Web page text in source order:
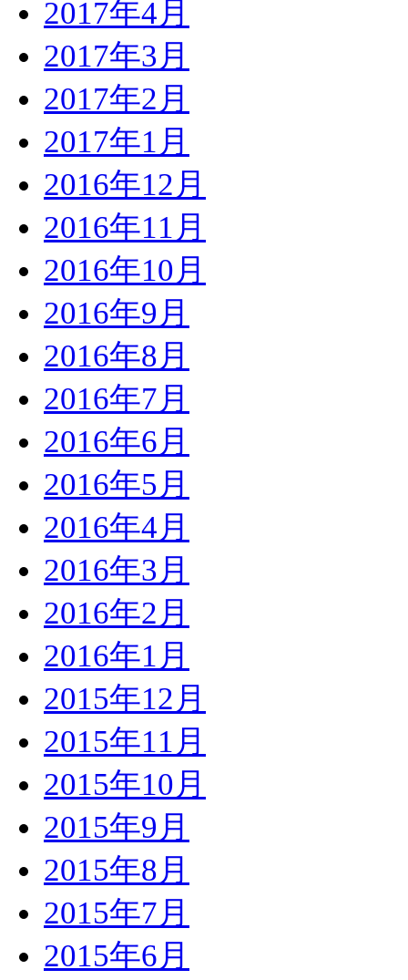
2017年4月
2017年3月
2017年2月
2017年1月
2016年12月
2016年11月
2016年10月
2016年9月
2016年8月
2016年7月
2016年6月
2016年5月
2016年4月
2016年3月
2016年2月
2016年1月
2015年12月
2015年11月
2015年10月
2015年9月
2015年8月
2015年7月
2015年6月